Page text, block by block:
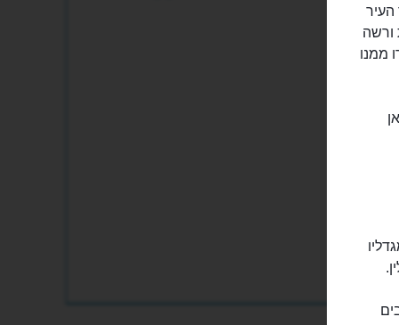
ורשה
ממנו